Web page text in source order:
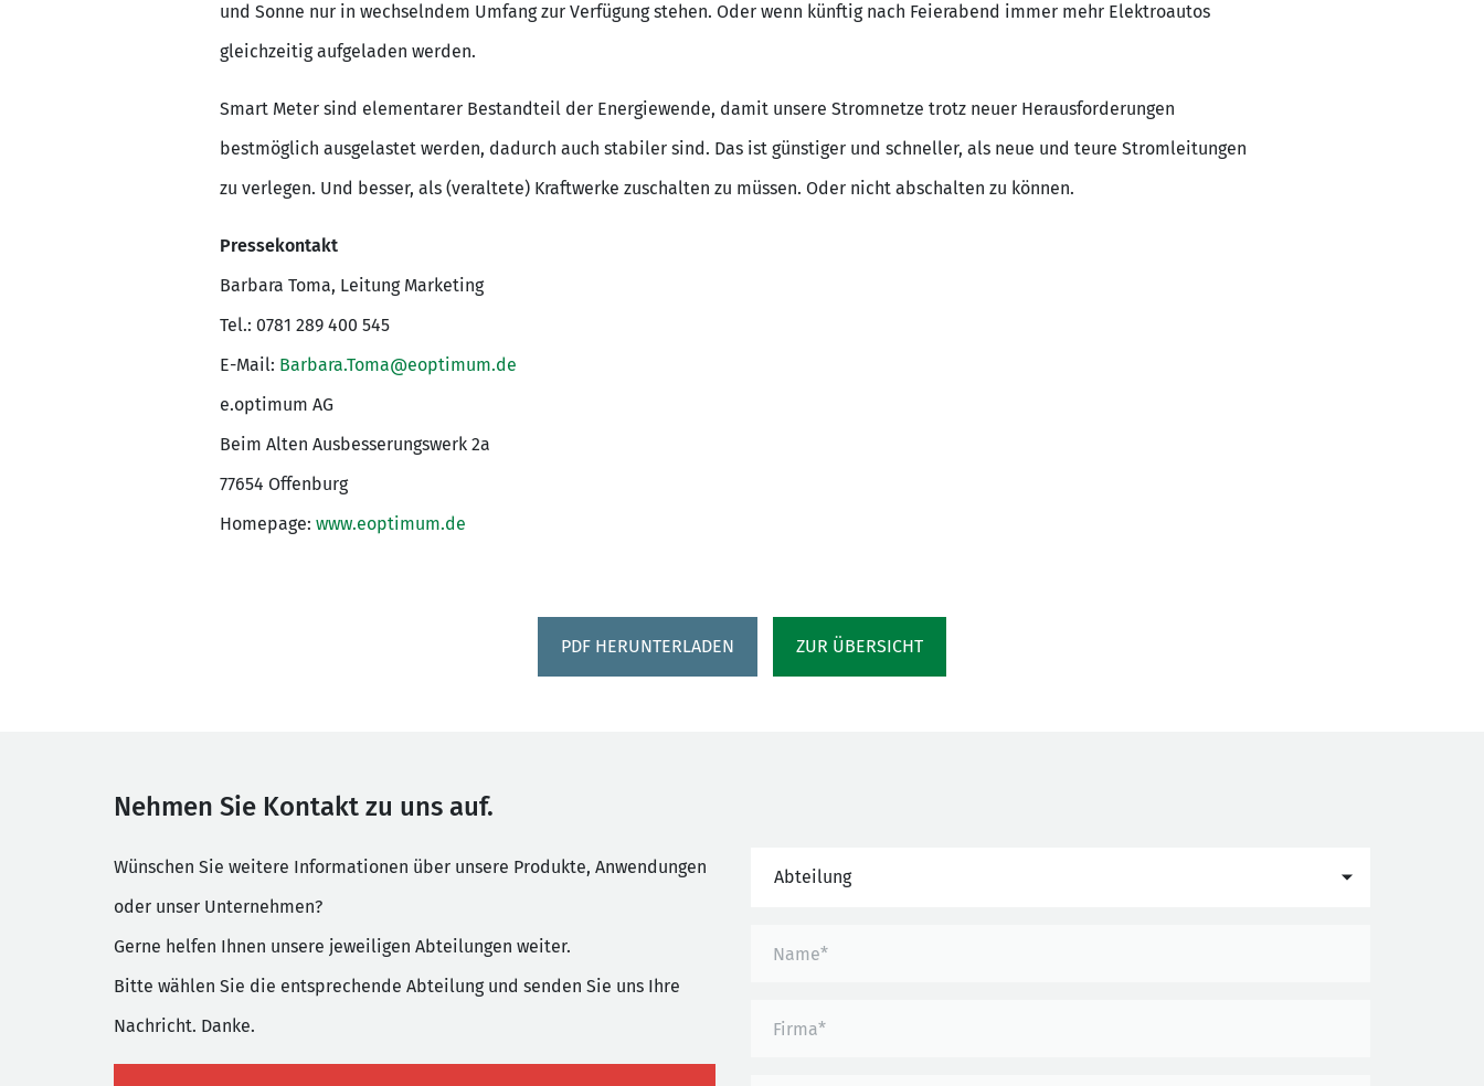
und Sonne nur in wechselndem Umfang zur Verfügung stehen. Oder wenn künftig nach Feierabend immer mehr Elektroautos
gleichzeitig aufgeladen werden.
Smart Meter sind elementarer Bestandteil der Energiewende, damit unsere Stromnetze trotz neuer Herausforderungen
bestmöglich ausgelastet werden, dadurch auch stabiler sind. Das ist günstiger und schneller, als neue und teure Stromleitungen
zu verlegen. Und besser, als (veraltete) Kraftwerke zuschalten zu müssen. Oder nicht abschalten zu können.
Pressekontakt
Barbara Toma, Leitung Marketing
Tel.: 0781 289 400 545
E-Mail: Barbara.Toma@eoptimum.de
e.optimum AG
Beim Alten Ausbesserungswerk 2a
77654 Offenburg
Homepage:www.eoptimum.de
PDF HERUNTERLADEN ZUR ÜBERSICHT
Nehmen Sie Kontakt zu uns auf.
Wünschen Sie weitere Informationen über unsere Produkte, Anwendungen
oder unser Unternehmen?
Gerne helfen Ihnen unsere jeweiligen Abteilungen weiter.
Bitte wählen Sie die entsprechende Abteilung und senden Sie uns Ihre
Nachricht. Danke.
Abteilung